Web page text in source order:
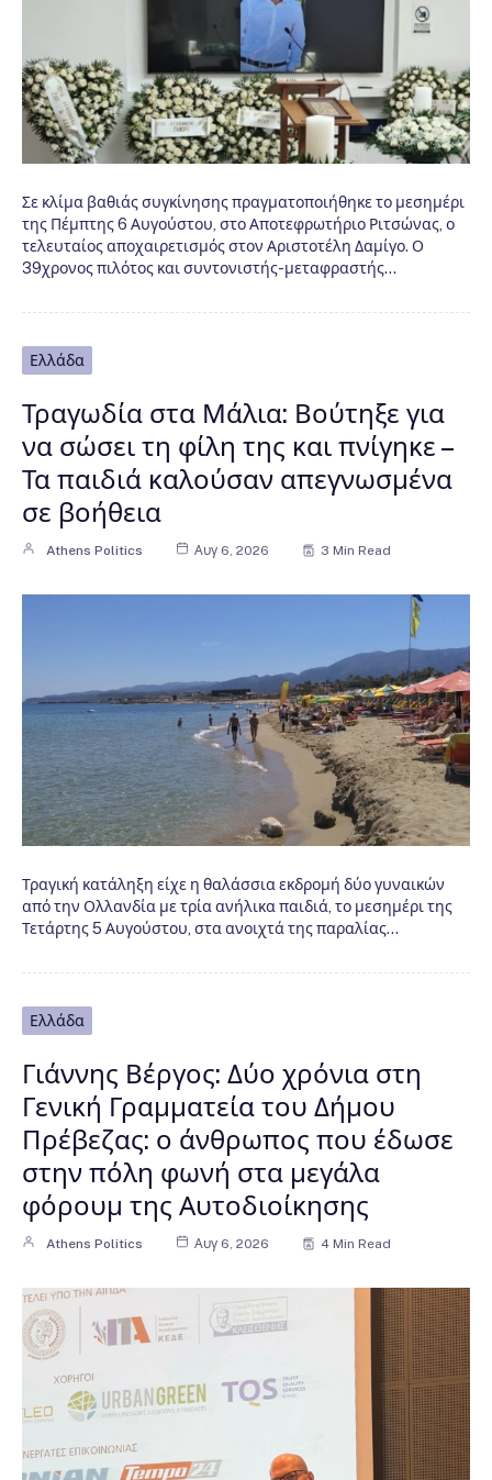
Σε κλίμα βαθιάς συγκίνησης πραγματοποιήθηκε το μεσημέρι
της Πέμπτης 6 Αυγούστου, στο Αποτεφρωτήριο Ριτσώνας, ο
τελευταίος αποχαιρετισμός στον Αριστοτέλη Δαμίγο. Ο
39χρονος πιλότος και συντονιστής-μεταφραστής…
Ελλάδα
Τραγωδία στα Μάλια: Βούτηξε για
να σώσει τη φίλη της και πνίγηκε –
Τα παιδιά καλούσαν απεγνωσμένα
σε βοήθεια
Athens Politics Αυγ 6, 2026 3 Min Read
Τραγική κατάληξη είχε η θαλάσσια εκδρομή δύο γυναικών
από την Ολλανδία με τρία ανήλικα παιδιά, το μεσημέρι της
Τετάρτης 5 Αυγούστου, στα ανοιχτά της παραλίας…
Ελλάδα
Γιάννης Βέργος: Δύο χρόνια στη
Γενική Γραμματεία του Δήμου
Πρέβεζας: ο άνθρωπος που έδωσε
στην πόλη φωνή στα μεγάλα
φόρουμ της Αυτοδιοίκησης
Athens Politics Αυγ 6, 2026 4 Min Read